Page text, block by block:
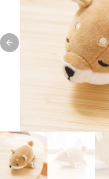
Previous slide